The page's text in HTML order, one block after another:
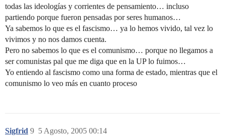
todas las ideologías y corrientes de pensamiento… incluso
partiendo porque fueron pensadas por seres humanos…
Ya sabemos lo que es el fascismo… ya lo hemos vivido, tal vez lo
vivimos y no nos damos cuenta.
Pero no sabemos lo que es el comunismo… porque no llegamos a
ser comunistas pal que me diga que en la UP lo fuimos…
Yo entiendo al fascismo como una forma de estado, mientras que el
comunismo lo veo más en cuanto proceso
Sigfrid 5 Agosto, 2005 00:14
9